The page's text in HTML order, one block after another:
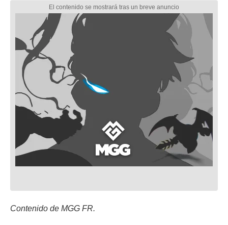
Contenido de MGG FR.